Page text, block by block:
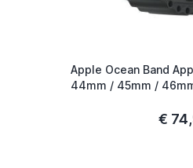
Apple Ocean Band
44mm / 45mm /
€